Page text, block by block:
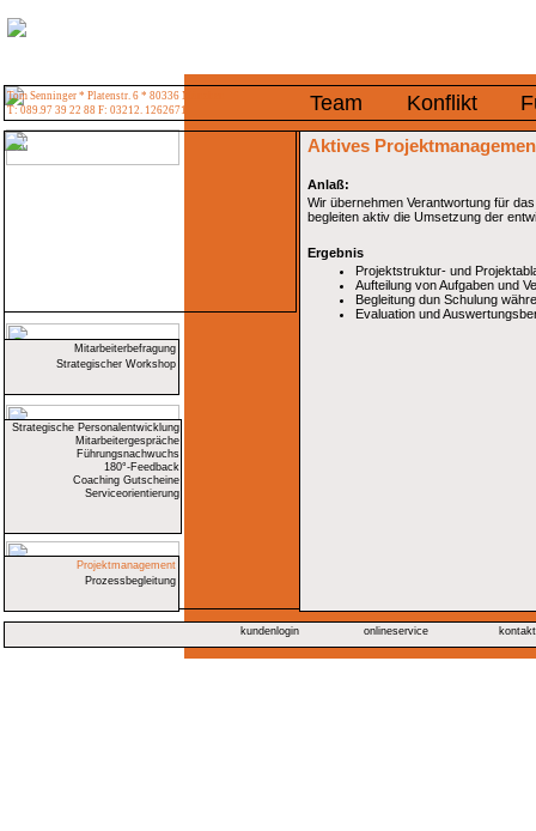
Tom Senninger * Platenstr. 6 * 80336 München
T: 089.97 39 22 88 F: 03212. 1262671
Team Konflikt
Aktives
Anlaß:
Wir übernehmen Verantwortung für
begleiten aktiv die Umsetzung der
Ergebnis
Projektstruktur- und
Aufteilung von Aufgaben und
Begleitung dun Schulung
Evaluation und
Mitarbeiterbefragung
Strategischer Workshop
Strategische Personalentwicklung
Mitarbeitergespräche
Führungsnachwuchs
180°-Feedback
Coaching Gutscheine
Serviceorientierung
Projektmanagement
Prozessbegleitung
kundenlogin onlineservice